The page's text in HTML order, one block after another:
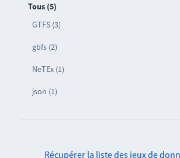
Tous (5)
GTFS (3)
gbfs (2)
NeTEx (1)
json (1)
Récupérer la liste des jeux de